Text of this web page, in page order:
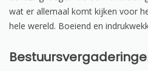
wat er allemaal komt kijken voor
hele wereld. Boeiend en